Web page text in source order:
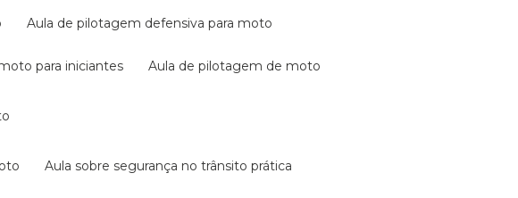
aula de pilotagem defensiva para moto
para iniciantes aula de pilotagem de moto
aula sobre segurança no trânsito prática